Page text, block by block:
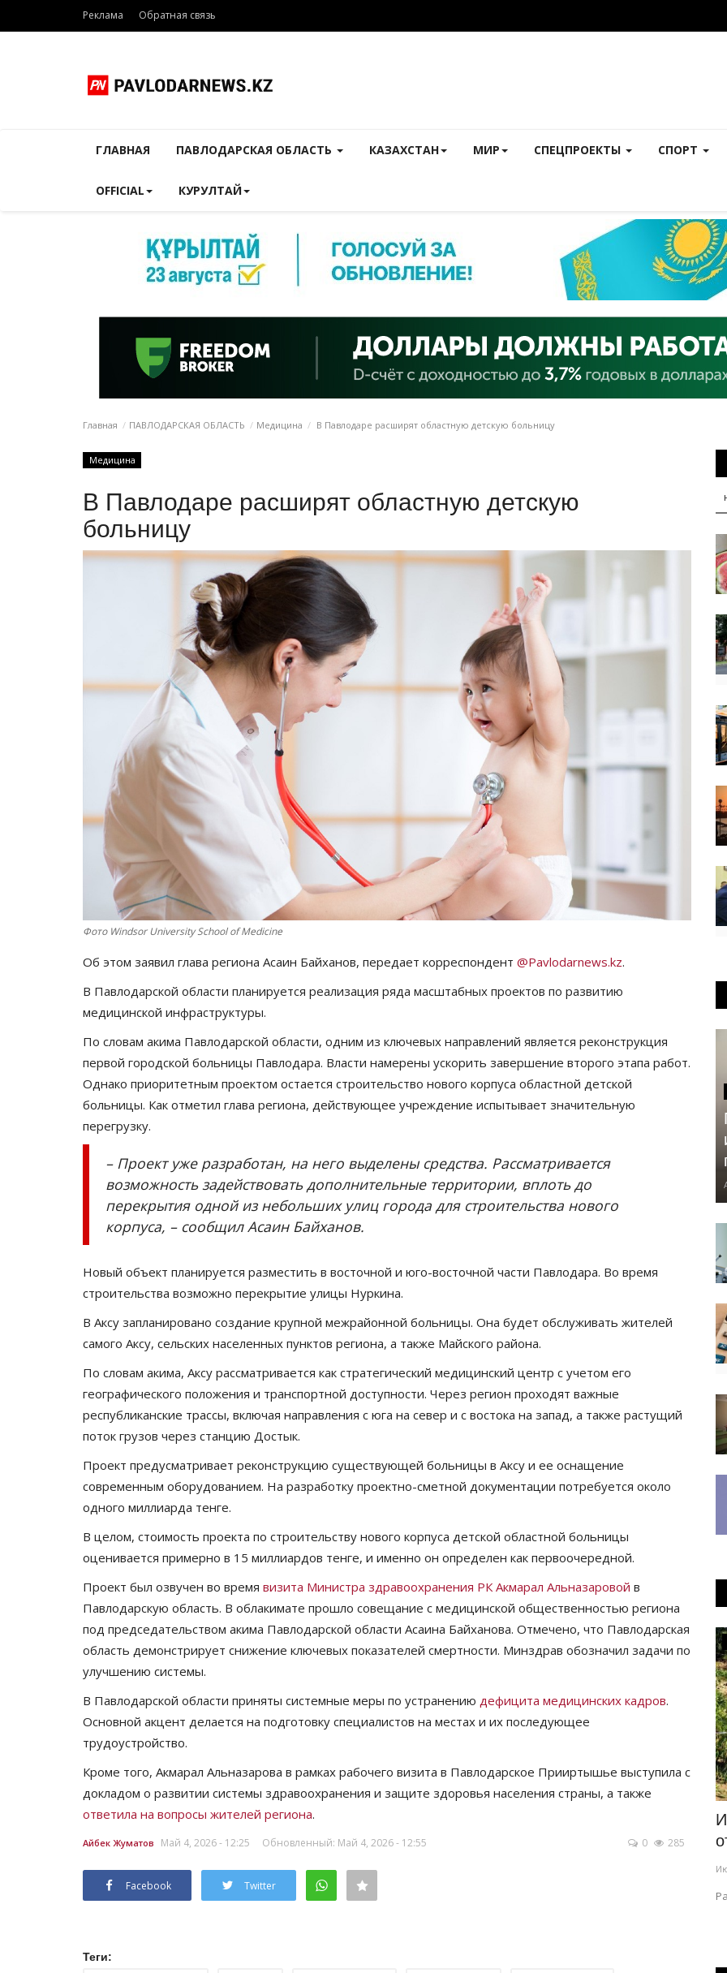
Реклама Обратная связь
ГЛАВНАЯ ПАВЛОДАРСКАЯ ОБЛАСТЬ КАЗАХСТАН МИР СПЕЦПРОЕКТЫ СПОРТ
OFFICIAL КУРУЛТАЙ
Главная ПАВЛОДАРСКАЯ ОБЛАСТЬ Медицина В Павлодаре расширят областную детскую больницу
Медицина
В Павлодаре расширят областную детскую
больницу
Фото Windsor University School of Medicine
Об этом заявил глава региона Асаин Байханов, передает корреспондент @Pavlodarnews.kz.
В Павлодарской области планируется реализация ряда масштабных проектов по развитию
медицинской инфраструктуры.
По словам акима Павлодарской области, одним из ключевых направлений является реконструкция
первой городской больницы Павлодара. Власти намерены ускорить завершение второго этапа работ.
Однако приоритетным проектом остается строительство нового корпуса областной детской
больницы. Как отметил глава региона, действующее учреждение испытывает значительную
перегрузку.
– Проект уже разработан, на него выделены средства. Рассматривается
возможность задействовать дополнительные территории, вплоть до
перекрытия одной из небольших улиц города для строительства нового
корпуса, – сообщил Асаин Байханов.
Новый объект планируется разместить в восточной и юго-восточной части Павлодара. Во время
строительства возможно перекрытие улицы Нуркина.
В Аксу запланировано создание крупной межрайонной больницы. Она будет обслуживать жителей
самого Аксу, сельских населенных пунктов региона, а также Майского района.
По словам акима, Аксу рассматривается как стратегический медицинский центр с учетом его
географического положения и транспортной доступности. Через регион проходят важные
республиканские трассы, включая направления с юга на север и с востока на запад, а также растущий
поток грузов через станцию Достык.
Проект предусматривает реконструкцию существующей больницы в Аксу и ее оснащение
современным оборудованием. На разработку проектно-сметной документации потребуется около
одного миллиарда тенге.
В целом, стоимость проекта по строительству нового корпуса детской областной больницы
оценивается примерно в 15 миллиардов тенге, и именно он определен как первоочередной.
Проект был озвучен во время визита Министра здравоохранения РК Акмарал Альназаровой в
Павлодарскую область. В облакимате прошло совещание с медицинской общественностью региона
под председательством акима Павлодарской области Асаина Байханова. Отмечено, что Павлодарская
область демонстрирует снижение ключевых показателей смертности. Минздрав обозначил задачи по
улучшению системы.
В Павлодарской области приняты системные меры по устранению дефицита медицинских кадров.
Основной акцент делается на подготовку специалистов на местах и ​​их последующее
трудоустройство.
Кроме того, Акмарал Альназарова в рамках рабочего визита в Павлодарское Прииртышье выступила с
докладом о развитии системы здравоохранения и защите здоровья населения страны, а также
ответила на вопросы жителей региона.
Айбек Жуматов Май 4, 2026 - 12:25 Обновленный: Май 4, 2026 - 12:55 0 285
Facebook Twitter
Теги:
Секреты профессии: дознаватель
ДЧС
Ноябрь 8, 2025 0 3416
Когда пожарные тушат огонь, дознаватели ДЧС тушат
отчаянных